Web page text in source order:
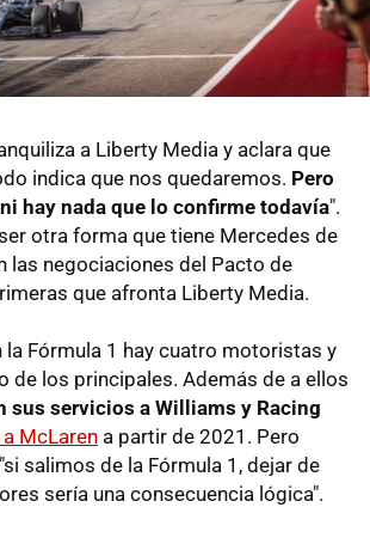
a Liberty Media y aclara que
indica que nos quedaremos. Pero
hay nada que lo confirme todavía".
otra forma que tiene Mercedes de
las negociaciones del Pacto de
que afronta Liberty Media.
la Fórmula 1 hay cuatro motoristas y
de los principales. Además de a ellos
sus servicios a Williams y Racing
a McLaren a partir de 2021. Pero
salimos de la Fórmula 1, dejar de
sería una consecuencia lógica".